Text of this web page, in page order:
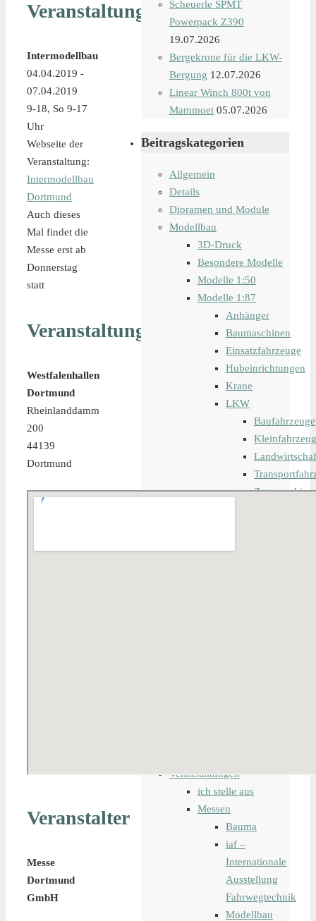
Veranstaltungsdetails
Intermodellbau
04.04.2019 -
07.04.2019
9-18, So 9-17
Uhr
Webseite der
Veranstaltung:
Intermodellbau
Dortmund
Auch dieses
Mal findet die
Messe erst ab
Donnerstag
statt
Veranstaltungsort
Westfalenhallen
Dortmund
Rheinlanddamm
200
44139
Dortmund
Veranstalter
Messe
Dortmund
GmbH
Scheuerle SPMT
Powerpack Z390
19.07.2026
Bergekrone für die LKW-
Bergung 12.07.2026
Linear Winch 800t von
Mammoet 05.07.2026
Beitragskategorien
Allgemein
Details
Dioramen und Module
Modellbau
3D-Druck
Besondere Modelle
Modelle 1:50
Modelle 1:87
Anhänger
Baumaschinen
Einsatzfahrzeuge
Hubeinrichtungen
Krane
LKW
Baufahrzeuge
Veranstaltungen
ich stelle aus
Messen
Bauma
iaf –
Internationale
Ausstellung
Fahrwegtechnik
Modellbau